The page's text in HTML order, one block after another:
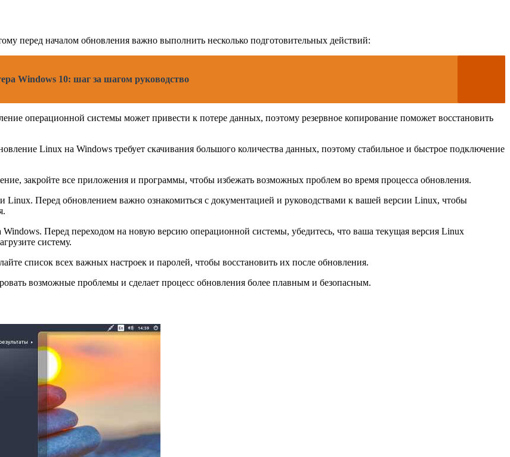
перед началом обновления важно выполнить несколько подготовительных действий:
Windows 10: шаг за шагом руководство
операционной системы может привести к потере данных, поэтому резервное копирование поможет восстановить
Linux на Windows требует скачивания большого количества данных, поэтому стабильное и быстрое подключение
закройте все приложения и программы, чтобы избежать возможных проблем во время процесса обновления.
Linux. Перед обновлением важно ознакомиться с документацией и руководствами к вашей версии Linux, чтобы
Перед переходом на новую версию операционной системы, убедитесь, что ваша текущая версия Linux
систему.
список всех важных настроек и паролей, чтобы восстановить их после обновления.
возможные проблемы и сделает процесс обновления более плавным и безопасным.